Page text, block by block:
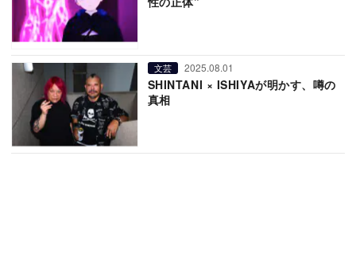
文芸 2025.08.01
SHINTANI × ISHIYAが明かす、噂の
真相